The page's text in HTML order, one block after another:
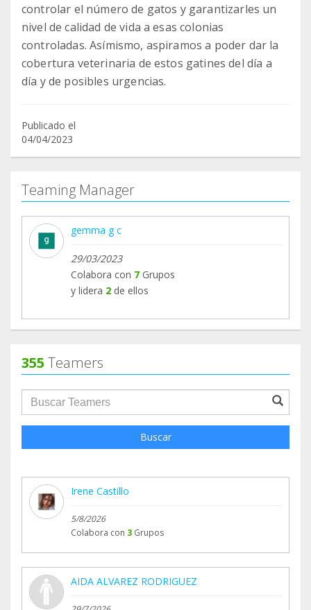
controlar el número de gatos y garantizarles un
nivel de calidad de vida a esas colonias
controladas. Asímismo, aspiramos a poder dar la
cobertura veterinaria de estos gatines del día a
día y de posibles urgencias.
Publicado el
04/04/2023
Teaming Manager
gemma g c
29/03/2023
Colabora con 7 Grupos
y lidera 2 de ellos
355 Teamers
groupProfile.searchForm.search.text???
Buscar
Irene Castillo
5/8/2026
Colabora con 3 Grupos
AIDA ALVAREZ RODRIGUEZ